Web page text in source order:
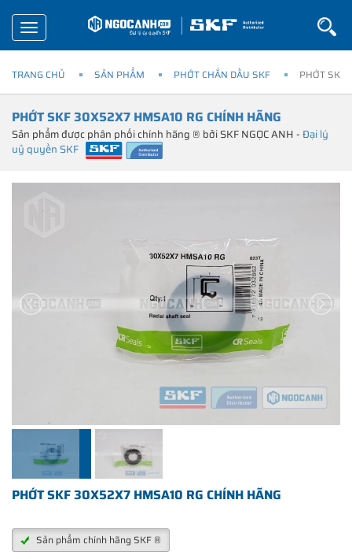
Toggle
navigation
TRANG CHỦ SẢN PHẨM PHỚT CHẮN DẦU SKF PHỚT SKF
PHỚT SKF 30X52X7 HMSA10 RG CHÍNH HÃNG
Sản phẩm được phân phối chính hãng ® bởi SKF NGỌC ANH -Đại lý
uỷ quyền SKF
PHỚT SKF 30X52X7 HMSA10 RG CHÍNH HÃNG
Sản phẩm chính hãng SKF ®